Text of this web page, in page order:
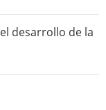
desarrollo de la